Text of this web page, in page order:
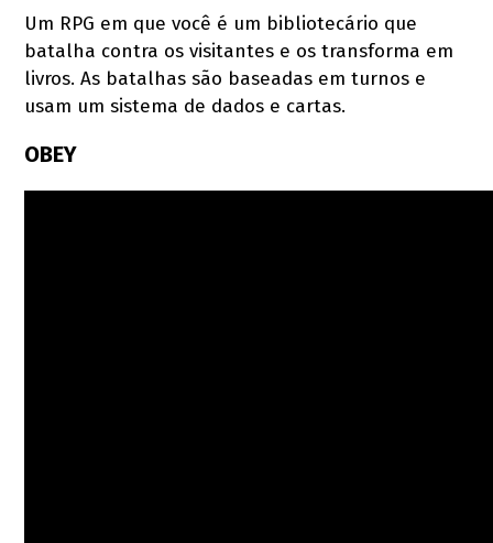
Um RPG em que você é um bibliotecário que
batalha contra os visitantes e os transforma em
livros. As batalhas são baseadas em turnos e
usam um sistema de dados e cartas.
OBEY